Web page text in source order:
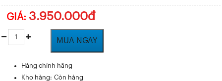
GIÁ: 3.950.000đ
MUA NGAY
Hàng chính hãng
Kho hàng: Còn hàng